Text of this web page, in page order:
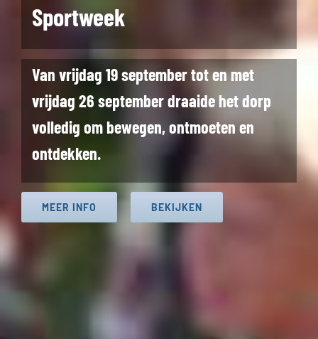
Sportweek
Van vrijdag 19 september tot en met
vrijdag 26 september draaide het dorp
volledig om bewegen, ontmoeten en
ontdekken.
MEER INFO BEKIJKEN